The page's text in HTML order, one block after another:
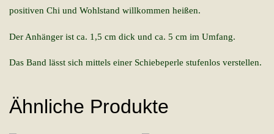
positiven Chi und Wohlstand willkommen heißen.
Der Anhänger ist ca. 1,5 cm dick und ca. 5 cm im Umfang.
Das Band lässt sich mittels einer Schiebeperle stufenlos verstellen.
Ähnliche Produkte